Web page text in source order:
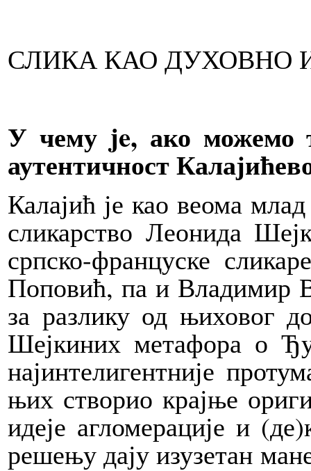
СЛИКА КАО ДУХОВНО
У чему je, ако можемо
аутентичност
Калајић је као веома
сликарство Леонида
српско-француске
Поповић, па и Владимир
за разлику од њиховог
Шејкиних метафора о
најинтелигентније
њих створио крајње
идеје агломерације и
решењу дају изузетан